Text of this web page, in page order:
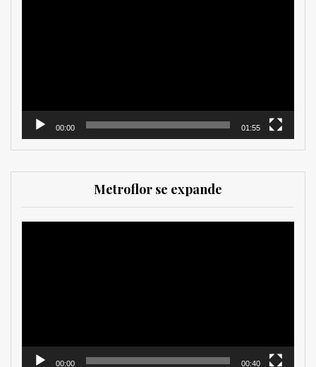
00:00 01:55
Metroflor se expande
00:00 00:40